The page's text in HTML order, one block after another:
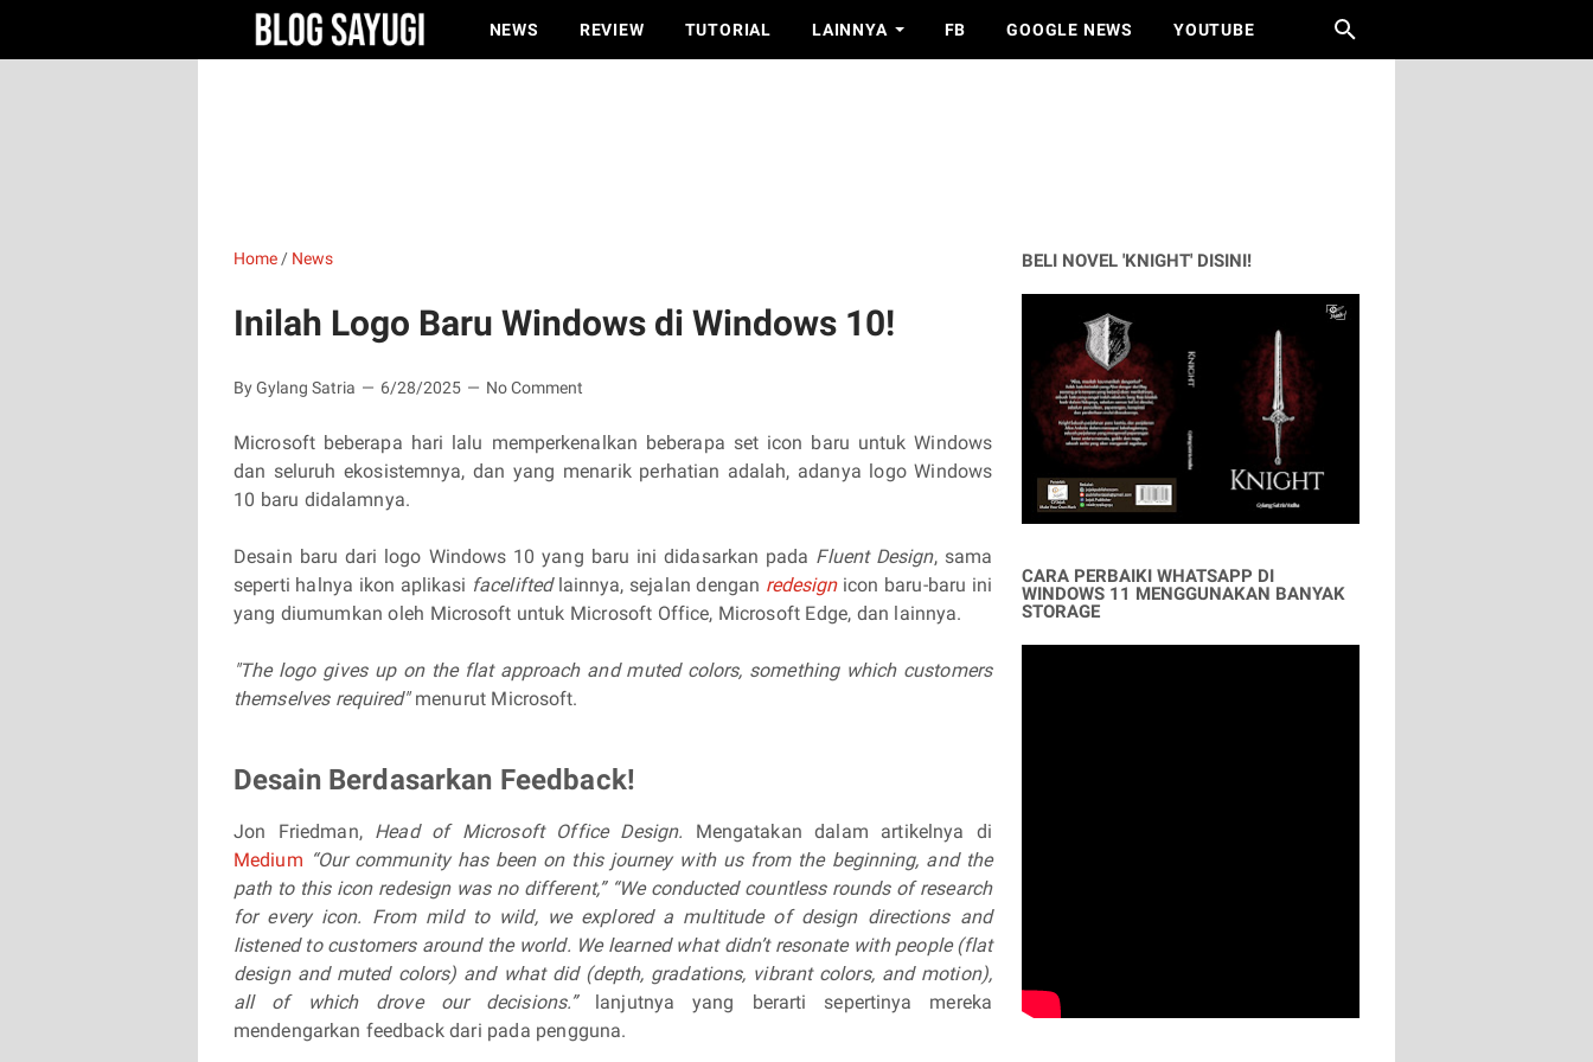
NEWS REVIEW TUTORIAL LAINNYA FB GOOGLE NEWS YOUTUBE
Home / News
Inilah Logo Baru Windows di Windows 10!
By Gylang Satria 6/28/2025 No Comment
Microsoft beberapa hari lalu memperkenalkan beberapa set icon baru untuk Windows
dan seluruh ekosistemnya, dan yang menarik perhatian adalah, adanya logo Windows
10 baru didalamnya.
Desain baru dari logo Windows 10 yang baru ini didasarkan pada Fluent Design, sama
seperti halnya ikon aplikasi facelifted lainnya, sejalan dengan redesign icon baru-baru ini
yang diumumkan oleh Microsoft untuk Microsoft Office, Microsoft Edge, dan lainnya.
"The logo gives up on the flat approach and muted colors, something which customers
themselves required"menurut Microsoft.
Desain Berdasarkan Feedback!
Jon Friedman, Head of Microsoft Office Design. Mengatakan dalam artikelnya di
Medium “Our community has been on this journey with us from the beginning, and the
path to this icon redesign was no different,” “We conducted countless rounds of research
for every icon. From mild to wild, we explored a multitude of design directions and
listened to customers around the world. We learned what didn’t resonate with people (flat
design and muted colors) and what did (depth, gradations, vibrant colors, and motion),
all of which drove our decisions.” lanjutnya yang berarti sepertinya mereka
mendengarkan feedback dari pada pengguna.
BELI NOVEL 'KNIGHT' DISINI!
CARA PERBAIKI WHATSAPP DI
WINDOWS 11 MENGGUNAKAN BANYAK
STORAGE